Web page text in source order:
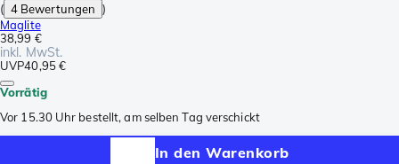
( 4 Bewertungen )
Maglite
38,99 €
inkl. MwSt.
UVP40,95 €
Vorrätig
Vor 15.30 Uhr bestellt, am selben Tag verschickt
In den Warenkorb